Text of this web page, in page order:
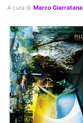
A cura di Marco Giarratana